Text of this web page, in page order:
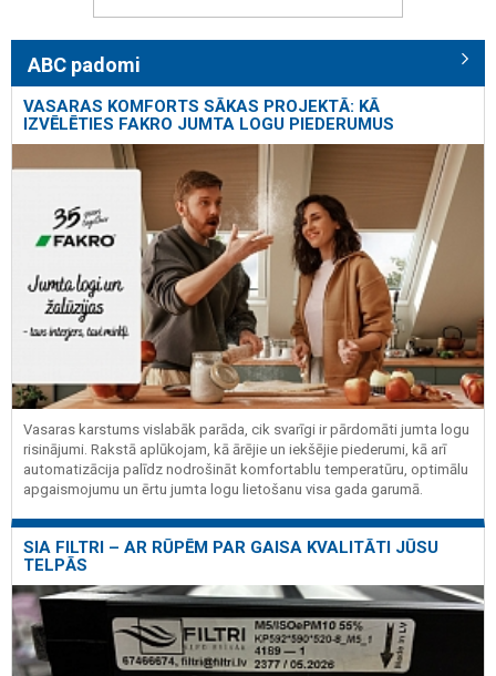
ABC padomi
VASARAS KOMFORTS SĀKAS PROJEKTĀ: KĀ
IZVĒLĒTIES FAKRO JUMTA LOGU PIEDERUMUS
Vasaras karstums vislabāk parāda, cik svarīgi ir pārdomāti jumta logu
risinājumi. Rakstā aplūkojam, kā ārējie un iekšējie piederumi, kā arī
automatizācija palīdz nodrošināt komfortablu temperatūru, optimālu
apgaismojumu un ērtu jumta logu lietošanu visa gada garumā.
SIA FILTRI – AR RŪPĒM PAR GAISA KVALITĀTI JŪSU
TELPĀS